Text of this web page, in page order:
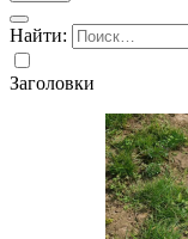
Найти:
Заголовки